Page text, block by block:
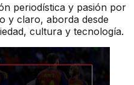
periodística y pasión por
y claro, aborda desde
cultura y tecnología.